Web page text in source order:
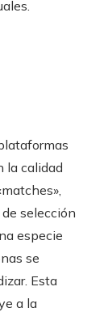
la calidad
selección
especie
se
Esta
a la